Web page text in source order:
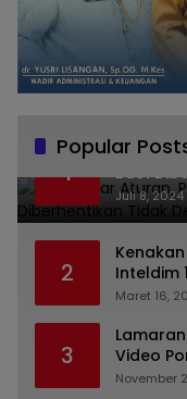
Popular
1
Buol
Dari
Juli 8, 2024
2
Inteldim
Kasatpol
Maret 16,
3
Video
November